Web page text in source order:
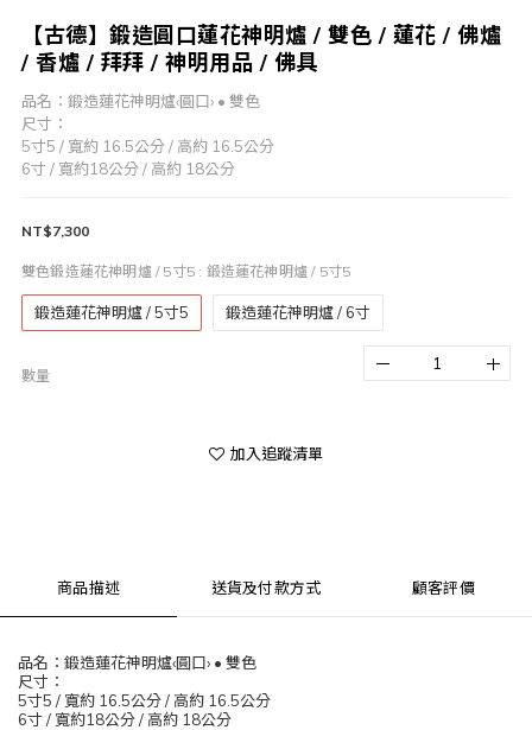
【古德】鍛造圓口蓮花神明爐 / 雙色 / 蓮花 / 佛爐
/ 香爐 / 拜拜 / 神明用品 / 佛具
品名：鍛造蓮花神明爐‹圓口› • 雙色
尺寸：
5寸5 / 寬約 16.5公分 / 高約 16.5公分
6寸 / 寬約18公分 / 高約 18公分
NT$7,300
雙色鍛造蓮花神明爐 / 5寸5 : 鍛造蓮花神明爐 / 5寸5
鍛造蓮花神明爐 / 5寸5 鍛造蓮花神明爐 / 6寸
數量
加入追蹤清單
商品描述 送貨及付款方式 顧客評價
品名：鍛造蓮花神明爐‹圓口› • 雙色
尺寸：
5寸5 / 寬約 16.5公分 / 高約 16.5公分
6寸 / 寬約18公分 / 高約 18公分